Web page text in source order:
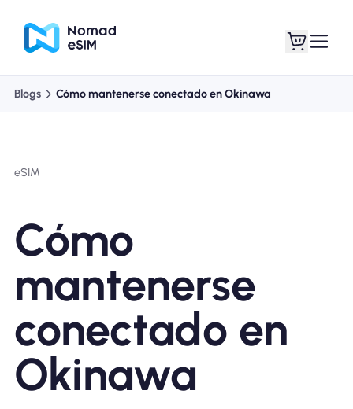
Acerca de eSIM
Por qué la eSIM Nomad
Blogs Cómo mantenerse conectado en Okinawa
eSIM
Cómo
mantenerse
conectado en
Okinawa